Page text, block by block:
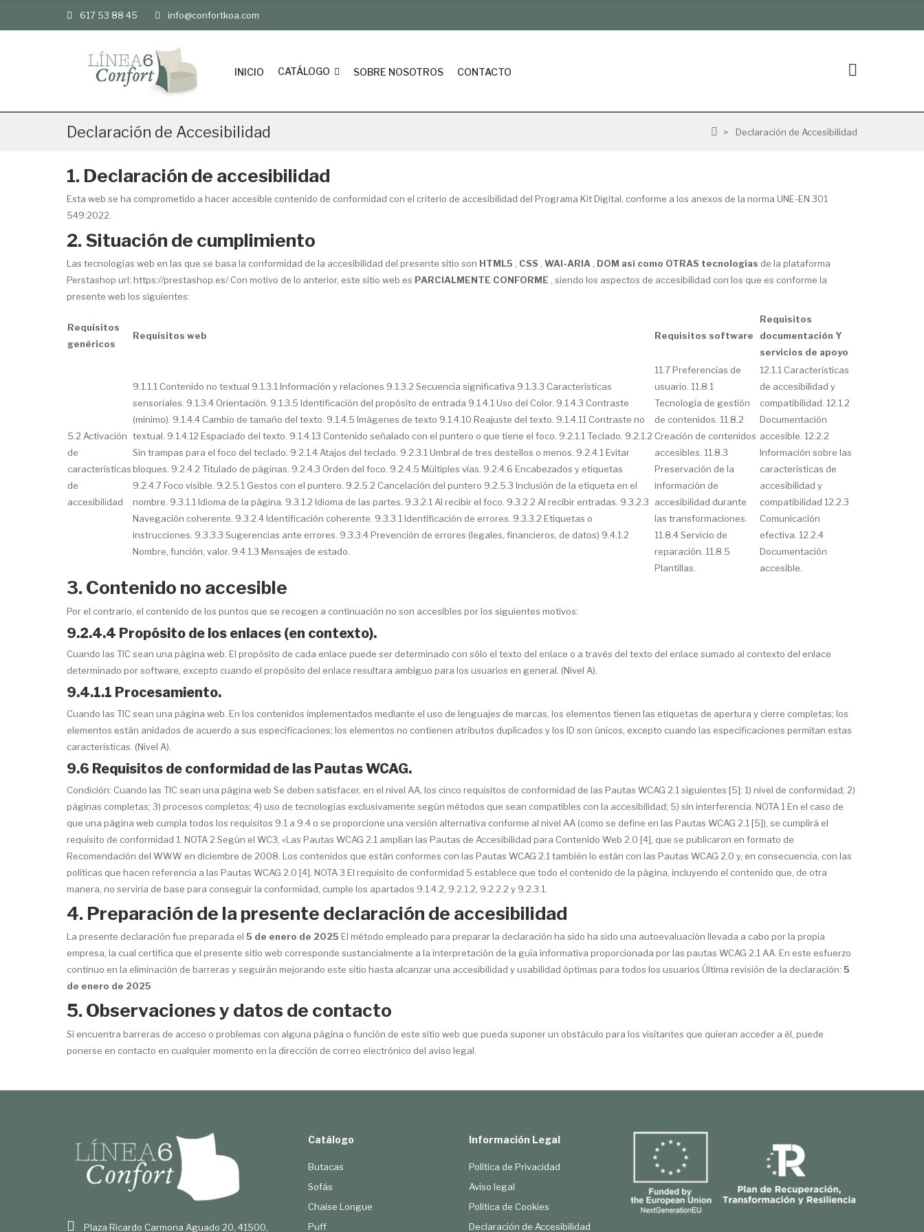
617 53 88 45 info@confortkoa.com
INICIO CATÁLOGO SOBRE NOSOTROS CONTACTO
Declaración de Accesibilidad Declaración de Accesibilidad
1. Declaración de accesibilidad
Esta web se ha comprometido a hacer accesible contenido de conformidad con el criterio de accesibilidad del Programa Kit Digital, conforme a los anexos de la norma UNE-EN 301
549:2022.
2. Situación de cumplimiento
Las tecnologías web en las que se basa la conformidad de la accesibilidad del presente sitio son HTML5 CSS WAI-ARIA DOM así como OTRAS tecnologías de la plataforma
Perstashop url: https://prestashop.es/ Con motivo de lo anterior, este sitio web es PARCIALMENTE CONFORME , siendo los aspectos de accesibilidad con los que es conforme la
presente web los siguientes:
Requisitos
genéricos
Requisitos web Requisitos software
Requisitos
documentación Y
servicios de apoyo
5.2 Activación
de
características
de
accesibilidad
9.1.1.1 Contenido no textual 9.1.3.1 Información y relaciones 9.1.3.2 Secuencia significativa 9.1.3.3 Características
sensoriales. 9.1.3.4 Orientación. 9.1.3.5 Identificación del propósito de entrada 9.1.4.1 Uso del Color. 9.1.4.3 Contraste
(mínimo). 9.1.4.4 Cambio de tamaño del texto. 9.1.4.5 Imágenes de texto 9.1.4.10 Reajuste del texto. 9.1.4.11 Contraste no
textual. 9.1.4.12 Espaciado del texto. 9.1.4.13 Contenido señalado con el puntero o que tiene el foco. 9.2.1.1 Teclado. 9.2.1.2
Sin trampas para el foco del teclado. 9.2.1.4 Atajos del teclado. 9.2.3.1 Umbral de tres destellos o menos. 9.2.4.1 Evitar
bloques. 9.2.4.2 Titulado de páginas. 9.2.4.3 Orden del foco. 9.2.4.5 Múltiples vías. 9.2.4.6 Encabezados y etiquetas
9.2.4.7 Foco visible. 9.2.5.1 Gestos con el puntero. 9.2.5.2 Cancelación del puntero 9.2.5.3 Inclusión de la etiqueta en el
nombre. 9.3.1.1 Idioma de la página. 9.3.1.2 Idioma de las partes. 9.3.2.1 Al recibir el foco. 9.3.2.2 Al recibir entradas. 9.3.2.3
Navegación coherente. 9.3.2.4 Identificación coherente. 9.3.3.1 Identificación de errores. 9.3.3.2 Etiquetas o
instrucciones. 9.3.3.3 Sugerencias ante errores. 9.3.3.4 Prevención de errores (legales, financieros, de datos) 9.4.1.2
Nombre, función, valor. 9.4.1.3 Mensajes de estado.
11.7 Preferencias de
usuario. 11.8.1
Tecnología de gestión
de contenidos. 11.8.2
Creación de contenidos
accesibles. 11.8.3
Preservación de la
información de
accesibilidad durante
las transformaciones.
11.8.4 Servicio de
reparación. 11.8.5
Plantillas.
12.1.1 Características
de accesibilidad y
compatibilidad. 12.1.2
Documentación
accesible. 12.2.2
Información sobre las
características de
accesibilidad y
compatibilidad 12.2.3
Comunicación
efectiva. 12.2.4
Documentación
accesible.
3. Contenido no accesible
Por el contrario, el contenido de los puntos que se recogen a continuación no son accesibles por los siguientes motivos:
9.2.4.4 Propósito de los enlaces (en contexto).
Cuando las TIC sean una página web. El propósito de cada enlace puede ser determinado con sólo el texto del enlace o a través del texto del enlace sumado al contexto del enlace
determinado por software, excepto cuando el propósito del enlace resultara ambiguo para los usuarios en general. (Nivel A).
9.4.1.1 Procesamiento.
Cuando las TIC sean una página web. En los contenidos implementados mediante el uso de lenguajes de marcas, los elementos tienen las etiquetas de apertura y cierre completas; los
elementos están anidados de acuerdo a sus especificaciones; los elementos no contienen atributos duplicados y los ID son únicos, excepto cuando las especificaciones permitan estas
características. (Nivel A).
9.6 Requisitos de conformidad de las Pautas WCAG.
Condición: Cuando las TIC sean una página web Se deben satisfacer, en el nivel AA, los cinco requisitos de conformidad de las Pautas WCAG 2.1 siguientes [5]: 1) nivel de conformidad; 2)
páginas completas; 3) procesos completos; 4) uso de tecnologías exclusivamente según métodos que sean compatibles con la accesibilidad; 5) sin interferencia. NOTA 1 En el caso de
que una página web cumpla todos los requisitos 9.1 a 9.4 o se proporcione una versión alternativa conforme al nivel AA (como se define en las Pautas WCAG 2.1 [5]), se cumplirá el
requisito de conformidad 1. NOTA 2 Según el WC3, «Las Pautas WCAG 2.1 amplían las Pautas de Accesibilidad para Contenido Web 2.0 [4], que se publicaron en formato de
Recomendación del WWW en diciembre de 2008. Los contenidos que están conformes con las Pautas WCAG 2.1 también lo están con las Pautas WCAG 2.0 y, en consecuencia, con las
políticas que hacen referencia a las Pautas WCAG 2.0 [4]. NOTA 3 El requisito de conformidad 5 establece que todo el contenido de la página, incluyendo el contenido que, de otra
manera, no serviría de base para conseguir la conformidad, cumple los apartados 9.1.4.2, 9.2.1.2, 9.2.2.2 y 9.2.3.1.
4. Preparación de la presente declaración de accesibilidad
La presente declaración fue preparada el 5 de enero de 2025 El método empleado para preparar la declaración ha sido ha sido una autoevaluación llevada a cabo por la propia
empresa, la cual certifica que el presente sitio web corresponde sustancialmente a la interpretación de la guía informativa proporcionada por las pautas WCAG 2.1 AA. En este esfuerzo
continuo en la eliminación de barreras y seguirán mejorando este sitio hasta alcanzar una accesibilidad y usabilidad óptimas para todos los usuarios Última revisión de la declaración: 5
de enero de 2025
5. Observaciones y datos de contacto
Si encuentra barreras de acceso o problemas con alguna página o función de este sitio web que pueda suponer un obstáculo para los visitantes que quieran acceder a él, puede
ponerse en contacto en cualquier momento en la dirección de correo electrónico del aviso legal.
Plaza Ricardo Carmona Aguado 20, 41500,
Catálogo
Butacas
Sofás
Chaise Longue
Puff
Información Legal
Política de Privacidad
Aviso legal
Política de Cookies
Declaración de Accesibilidad